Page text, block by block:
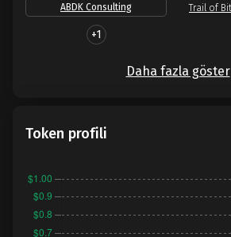
ABDK Consulting
+1
Trail of
Daha fazla göster
Token profili